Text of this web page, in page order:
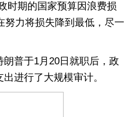
期的国家预算因浪费损
努力将损失降到最低，尽一
普于1月20日就职后，政
进行了大规模审计。